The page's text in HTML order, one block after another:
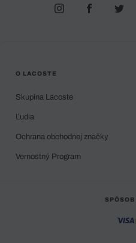
O LACOSTE
Skupina Lacoste
Ľudia
Ochrana obchodnej značky
Vernostný Program